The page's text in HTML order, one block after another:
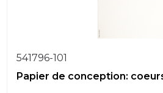
541796-101
Papier de conception: